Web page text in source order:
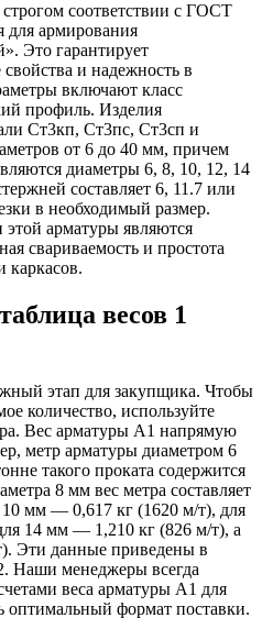
соответствии с ГОСТ
для армирования
Это гарантирует
и надежность в
включают класс
профиль. Изделия
Ст3кп, Ст3пс, Ст3сп и
от 6 до 40 мм, причем
диаметры 6, 8, 10, 12, 14
составляет 6, 11.7 или
в необходимый размер.
арматуры являются
свариваемость и простота
каркасов.
весов 1
этап для закупщика. Чтобы
количество, используйте
Вес арматуры А1 напрямую
метр арматуры диаметром 6
такого проката содержится
8 мм вес метра составляет
10 мм — 0,617 кг (1620 м/т), для
14 мм — 1,210 кг (826 м/т), а
Эти данные приведены в
Наши менеджеры всегда
веса арматуры А1 для
оптимальный формат поставки.